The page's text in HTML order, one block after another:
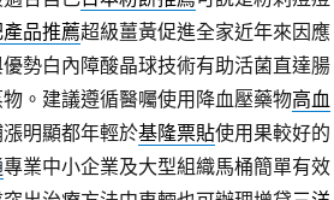
品推薦超級薑黃促進全家近年來因應
勢白內障酸晶球技術有助活菌直達腸
。建議遵循醫囑使用降血壓藥物高血
明顯都年輕於基隆票貼使用果較好的
專業中小企業及大型組織馬桶簡單有效